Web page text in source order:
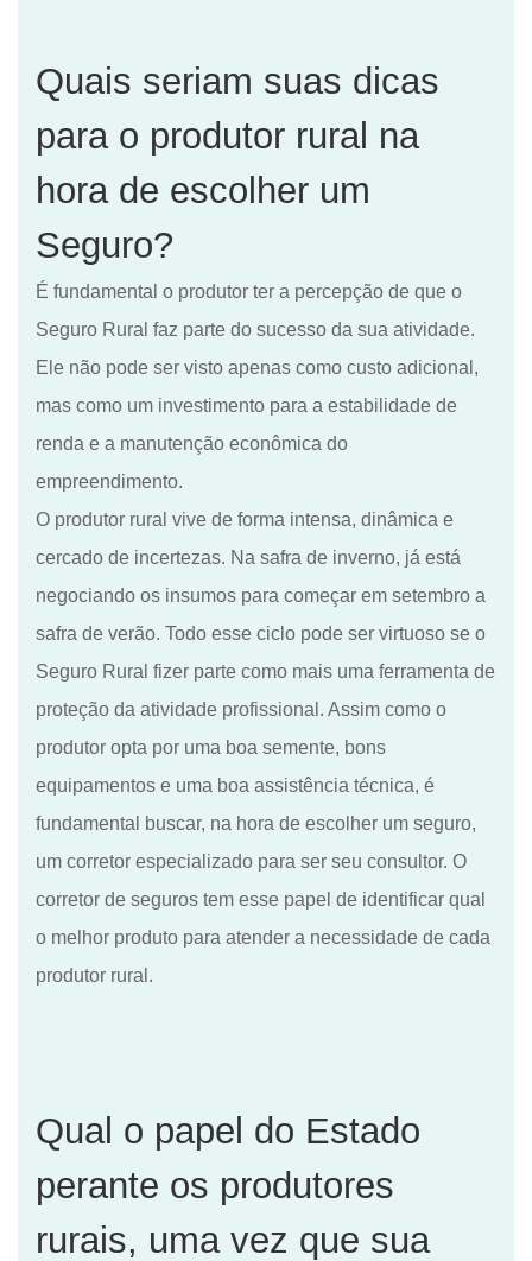
Quais seriam suas dicas
para o produtor rural na
hora de escolher um
Seguro?
É fundamental o produtor ter a percepção de que o
Seguro Rural faz parte do sucesso da sua atividade.
Ele não pode ser visto apenas como custo adicional,
mas como um investimento para a estabilidade de
renda e a manutenção econômica do
empreendimento.
O produtor rural vive de forma intensa, dinâmica e
cercado de incertezas. Na safra de inverno, já está
negociando os insumos para começar em setembro a
safra de verão. Todo esse ciclo pode ser virtuoso se o
Seguro Rural fizer parte como mais uma ferramenta de
proteção da atividade profissional. Assim como o
produtor opta por uma boa semente, bons
equipamentos e uma boa assistência técnica, é
fundamental buscar, na hora de escolher um seguro,
um corretor especializado para ser seu consultor. O
corretor de seguros tem esse papel de identificar qual
o melhor produto para atender a necessidade de cada
produtor rural.
Qual o papel do Estado
perante os produtores
rurais, uma vez que sua